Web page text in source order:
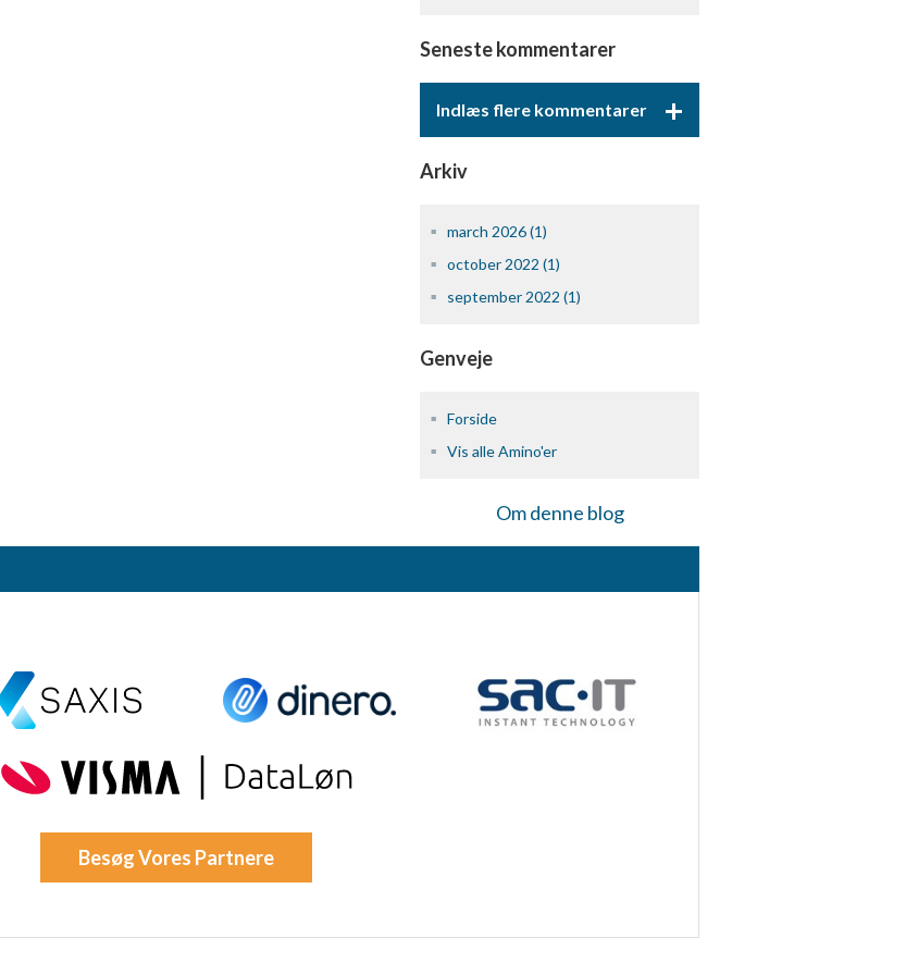
Seneste kommentarer
Indlæs flere kommentarer +
Arkiv
march 2026 (1)
october 2022 (1)
september 2022 (1)
Genveje
Forside
Vis alle Amino'er
Om denne blog
Besøg Vores Partnere